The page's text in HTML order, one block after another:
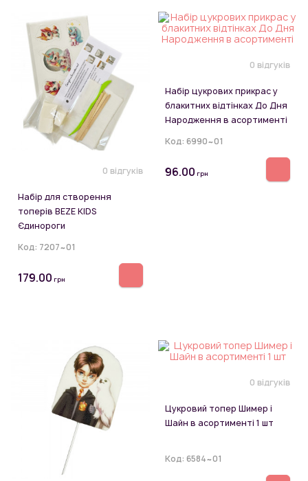
0 відгуків
Набір для створення
топерів BEZE KIDS
Єдинороги
Код: 7207~01
179.00 грн
0 відгуків
Набір цукрових прикрас у
блакитних відтінках До Дня
Народження в асортименті
Код: 6990~01
96.00 грн
0 відгуків
Цукровий топер Шимер і
Шайн в асортименті 1 шт
Код: 6584~01